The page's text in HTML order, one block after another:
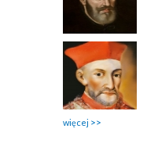
więcej